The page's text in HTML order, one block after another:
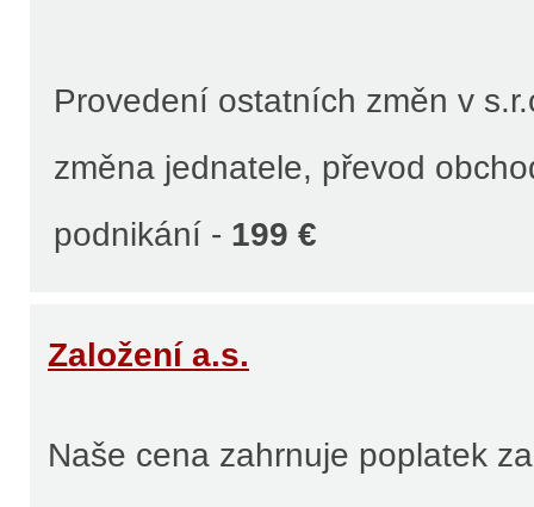
Provedení ostatních změn v
změna jednatele, převod
podnikání - 199 €
Založení a.s.
Naše cena zahrnuje poplatek za